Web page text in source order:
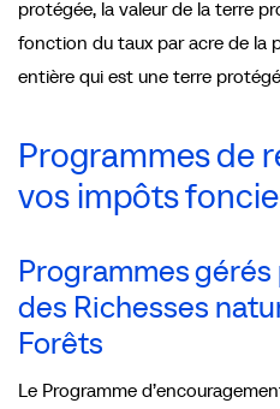
protégée, la valeur de la terre
fonction du taux par acre de la
entière qui est une terre
Programmes de
vos impôts
Programmes
des Richesses
Forêts
Le Programme